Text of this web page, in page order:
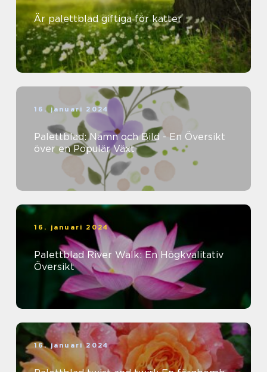
Är palettblad giftiga för katter
16. januari 2024
Palettblad: Namn och Bild - En Översikt
över en Populär Växt
16. januari 2024
Palettblad River Walk: En Högkvalitativ
Översikt
16. januari 2024